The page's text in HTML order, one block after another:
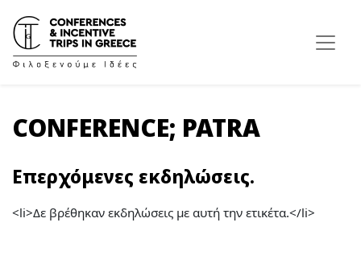
CONFERENCE; PATRA
Επερχόμενες εκδηλώσεις.
<li>Δε βρέθηκαν εκδηλώσεις με αυτή την ετικέτα.</li>